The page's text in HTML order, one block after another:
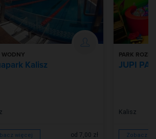
WODNY
Kalisz
więcej od 7,00 zł
PARK
JUPI
Kalisz
Zobacz